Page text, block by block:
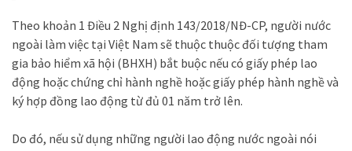
Theo khoản 1 Điều 2 Nghị định 143/2018/NĐ-CP, người nước
ngoài làm việc tại Việt Nam sẽ thuộc thuộc đối tượng tham
gia bảo hiểm xã hội (BHXH) bắt buộc nếu có giấy phép lao
động hoặc chứng chỉ hành nghề hoặc giấy phép hành nghề và
ký hợp đồng lao động từ đủ 01 năm trở lên.
Do đó, nếu sử dụng những người lao động nước ngoài nói